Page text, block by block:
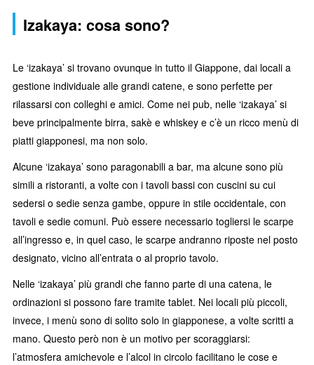
Izakaya: cosa sono?
Le ‘izakaya’ si trovano ovunque in tutto il Giappone, dai locali a
gestione individuale alle grandi catene, e sono perfette per
rilassarsi con colleghi e amici. Come nei pub, nelle ‘izakaya’ si
beve principalmente birra, sakè e whiskey e c’è un ricco menù di
piatti giapponesi, ma non solo.
Alcune ‘izakaya’ sono paragonabili a bar, ma alcune sono più
simili a ristoranti, a volte con i tavoli bassi con cuscini su cui
sedersi o sedie senza gambe, oppure in stile occidentale, con
tavoli e sedie comuni. Può essere necessario togliersi le scarpe
all’ingresso e, in quel caso, le scarpe andranno riposte nel posto
designato, vicino all’entrata o al proprio tavolo.
Nelle ‘izakaya’ più grandi che fanno parte di una catena, le
ordinazioni si possono fare tramite tablet. Nei locali più piccoli,
invece, i menù sono di solito solo in giapponese, a volte scritti a
mano. Questo però non è un motivo per scoraggiarsi:
l’atmosfera amichevole e l’alcol in circolo facilitano le cose e